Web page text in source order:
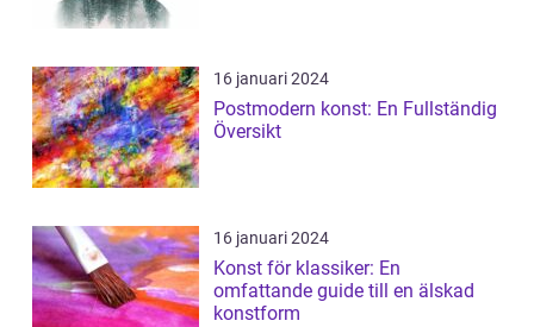
16 januari 2024
Postmodern konst: En Fullständig
Översikt
16 januari 2024
Konst för klassiker: En
omfattande guide till en älskad
konstform